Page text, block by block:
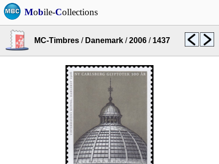
Mobile-Collections
MC-Timbres / Danemark /2006 / 1437